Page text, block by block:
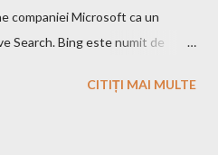
companiei Microsoft ca un
Search. Bing este numit de
poti sa castigi bani de pe urma
CITIȚI MAI MULTE